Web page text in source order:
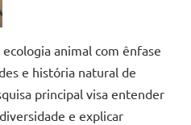
animal com ênfase
e história natural de
principal visa entender
e explicar